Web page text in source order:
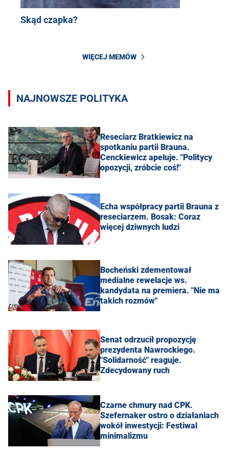
Skąd czapka?
WIĘCEJ MEMÓW
NAJNOWSZE POLITYKA
Reseciarz Bratkiewicz na
spotkaniu partii Brauna.
Cenckiewicz apeluje. "Politycy
opozycji, zróbcie coś!"
Echa współpracy partii Brauna z
reseciarzem. Bosak: Coraz
więcej dziwnych ludzi
Bocheński zdementował
medialne rewelacje ws.
kandydata na premiera. "Nie ma
takich rozmów"
Senat odrzucił propozycję
prezydenta Nawrockiego.
"Solidarność" reaguje.
Zdecydowany ruch
Czarne chmury nad CPK.
Szefernaker ostro o działaniach
wokół inwestycji: Festiwal
minimalizmu